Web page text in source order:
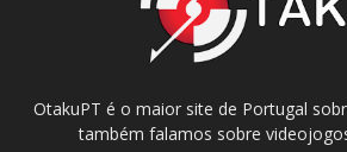
OtakuPT é o maior site de Portugal
também falamos sobre